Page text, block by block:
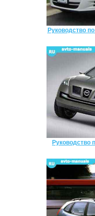
Руководство
Руководство